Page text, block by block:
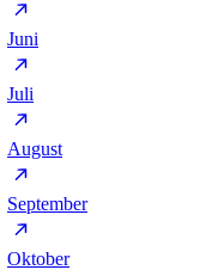
Juni
Juli
August
September
Oktober